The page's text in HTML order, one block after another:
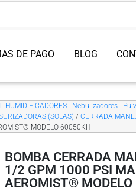
DE PAGO BLOG
HUMIDIFICADORES - Nebulizadores -
(SOLAS) /CERRADA
MODELO 60050KH
BOMBA CERRADA
1/2 GPM 1000 PSI
AEROMIST®